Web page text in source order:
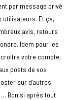
par message privé
utilisateurs. Et ça,
avis, retours
Idem pour les
votre compte,
posts de vos
sur d’autres
Bon si après tout